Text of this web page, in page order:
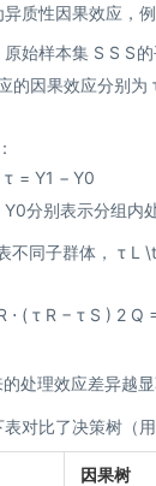
质性因果效应，
始样本集 S S S
的因果效应分别为
τ = Y1 − Y0
Y0分别表示分组内
不同子群体， τ L
⋅ ( τ R − τ S ) 2 Q
处理效应差异越显
对比了决策树 （
因果树